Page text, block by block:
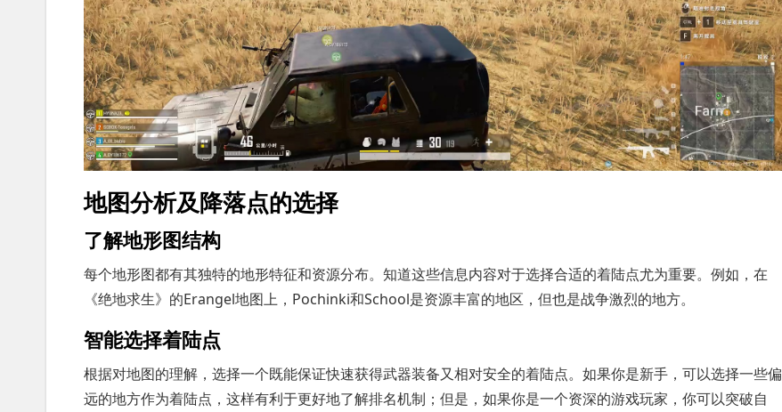
地图分析及降落点的选择
了解地形图结构
每个地形图都有其独特的地形特征和资源分布。知道这些信息内容对于选择合适的着陆点尤为重要。例如，在
《绝地求生》的Erangel地图上，Pochinki和School是资源丰富的地区，但也是战争激烈的地方。
智能选择着陆点
根据对地图的理解，选择一个既能保证快速获得武器装备又相对安全的着陆点。如果你是新手，可以选择一些偏
远的地方作为着陆点，这样有利于更好地了解排名机制；但是，如果你是一个资深的游戏玩家，你可以突破自